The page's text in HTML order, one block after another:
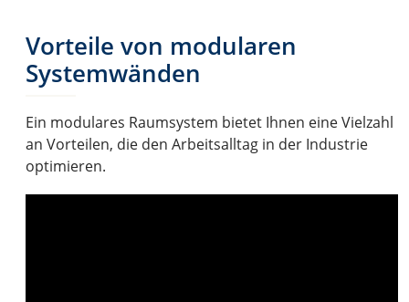
Vorteile von modularen
Systemwänden
Ein modulares Raumsystem bietet Ihnen eine Vielzahl
an Vorteilen, die den Arbeitsalltag in der Industrie
optimieren.